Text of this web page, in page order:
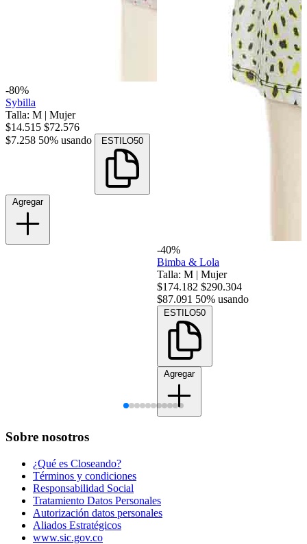
-80%
Sybilla
Talla: M | Mujer
$14.515 $72.576
$7.258 50% usando ESTILO50
Agregar
-40%
Bimba & Lola
Talla: M | Mujer
$174.182 $290.304
$87.091 50% usando
ESTILO50
Agregar
Sobre nosotros
¿Qué es Closeando?
Términos y condiciones
Responsabilidad Social
Tratamiento Datos Personales
Autorización datos personales
Aliados Estratégicos
www.sic.gov.co